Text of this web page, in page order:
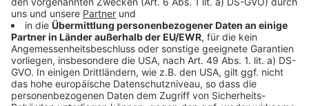
Akzeptieren
powered byUsercentrics Consent
Management Platform
zusammen mit Popmusiker Moss Kena.
Anzeige